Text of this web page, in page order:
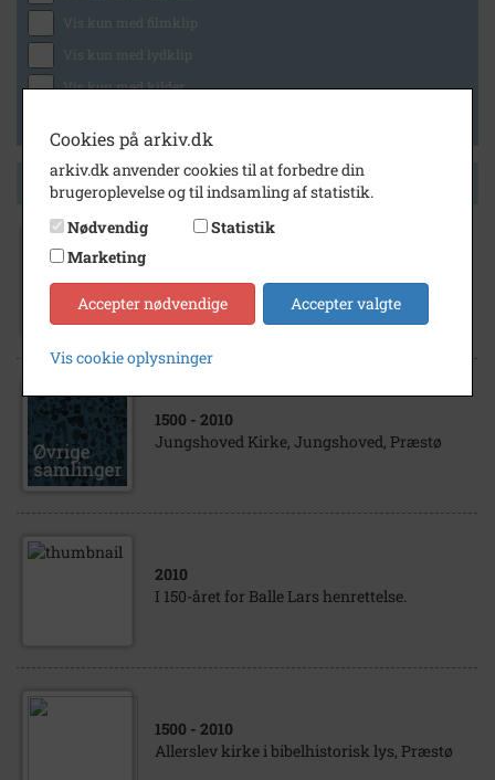
Vis kun med filmklip
Vis kun med lydklip
Vis kun med kilder
Side 1 af 1
cand.psyk, har de seneste år været
informationsmedarbejder på...
1500 - 2010
Jungshoved Kirke, Jungshoved, Præstø
2010
I 150-året for Balle Lars henrettelse.
1500 - 2010
Allerslev kirke i bibelhistorisk lys, Præstø
Cookies på arkiv.dk
arkiv.dk anvender cookies til at forbedre din
brugeroplevelse og til indsamling af statistik.
Nødvendig
Statistik
Marketing
Accepter nødvendige Accepter valgte
Vis cookie oplysninger